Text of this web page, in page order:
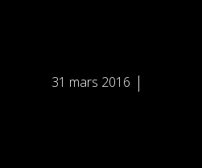
31 mars 2016